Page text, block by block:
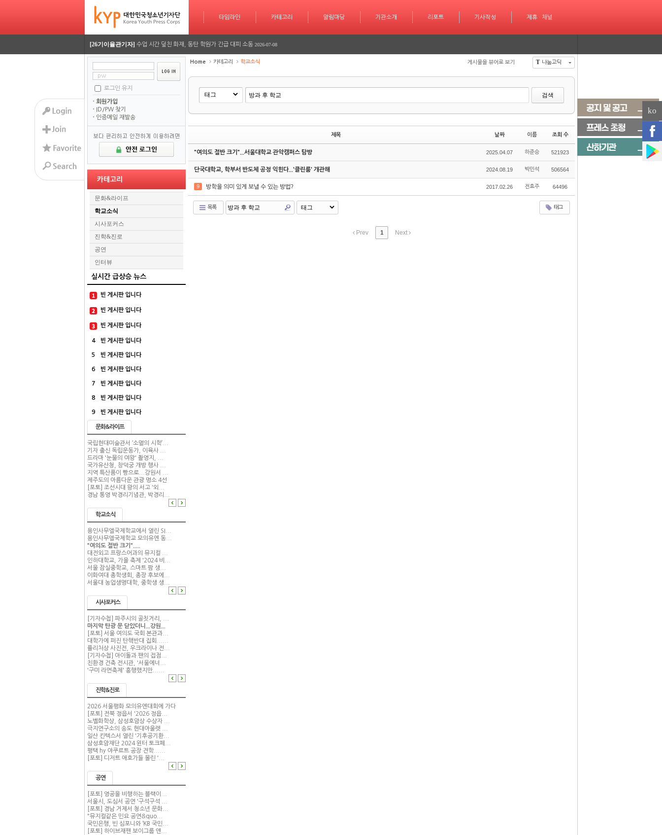
타임라인
타임라인 카테고리
카테고리 알림마당
알림마당 기관소개
기관소개 리포트
리포트 기사작성
기사작성 제휴 · 채널
제휴 · 채널
[26기정재훈기자]
[26기김담경기자] 용인사무엘 국제학교, RSC 대회에서 놀라운 성과 또 한번 이루다 2026-07-25
[26기이율관기자] 수업 시간 덮친 화재, 동탄 학원가 긴급 대피 소동 2026-07-08
[26기김담경기자] 2026 서울평화 모의유엔대회에 가다 2026-06-26
[26기김담경기자]
[26기정재훈기자] AI가 짜주는 맞춤형 방학 시간표…학습 계획도 인공지능 시대 2026-07-30
[26기이율관기자] 수업 시간 덮친 화재, 동탄 학원가 긴급 대피 소동 2026-07-08
[26기김담경기자] 2026 서울평화 모의유엔대회에 가다 2026-06-26
[26기김담경기자] 2026 서울평화 모의유엔대회에 가다
로그인 유지
회원가입
ID/PW 찾기
인증메일 재발송
카테고리
문화&라이프
학교소식
시사포커스
진학&진로
공연
인터뷰
실시간 급상승 뉴스
빈 게시판 입니다
빈 게시판 입니다
빈 게시판 입니다
4 빈 게시판 입니다
5 빈 게시판 입니다
6 빈 게시판 입니다
7 빈 게시판 입니다
8 빈 게시판 입니다
9 빈 게시판 입니다
문화&라이프
국립현대미술관서 ‘소멸의 시학’...
기자 출신 독립운동가, 이육사 ...
드라마 '눈물의 여왕' 촬영지, ...
국가유산청, 창덕궁 개방 행사 ...
지역 특산품이 빵으로...강원서 ...
제주도의 아름다운 관광 명소 4선
[포토] 조선시대 왕의 서고 '외...
경남 통영 박경리기념관, 박경리...
학교소식
용인사무엘국제학교에서 열린 SI...
용인사무엘국제학교 모의유엔 동...
"여의도 절반 크기".....
대전외고 프랑스어과의 뮤지컬 ...
인하대학교, 가을 축제 '2024 비...
서울 잠실중학교, 스마트 팜 생...
이화여대 총학생회, 총장 후보에...
서울대 농업생명대학, 중학생 생...
시사포커스
[기자수첩] 파주시의 골칫거리, ...
마지막 탄광 문 닫았더니...강원...
[포토] 서울 여의도 국회 본관과...
대학가에 퍼진 탄핵반대 집회......
퓰리처상 사진전, 우크라이나 전...
[기자수첩] 아이돌과 팬의 접점...
친환경 건축 전시관, '서울에너...
'구미 라면축제' 흥행했지만......
진학&진로
2026 서울평화 모의유엔대회에 가다
[포토] 전북 정읍서 '2026 정읍...
노벨화학상, 삼성호암상 수상자 ...
극지연구소의 송도 현대아울렛 ...
일산 킨텍스서 열린 '기후공기환...
삼성호암재단 2024 윈터 토크페...
평택 hy 야쿠르트 공장 견학......
[포토] 디저트 애호가들 몰린 '...
공연
[포토] 영공을 비행하는 블랙이...
서울시, 도심서 공연 '구석구석 ...
[포토] 경남 거제서 청소년 문화...
"뮤지컬같은 민요 공연&quo...
국민은행, 빈 심포니와 ‘KB 국민...
[포토] 하이브재팬 보이그룹 앤...
Home 카테고리 학교소식 T 나눔고딕
게시물을 뷰어로 보기
검색
제목 날짜 이름 조회 수
"여의도 절반 크기"...서울대학교 관악캠퍼스 탐방 2025.04.07 하준승 521923
단국대학교, 학부서 반도체 공정 익힌다...'클린룸' 개관해 2024.08.19 박민석 506564
방학을 의미 있게 보낼 수 있는 방법?
9 2017.02.26 전효주 64496
목록 태그
Prev 1 Next
ko
Sketchbook5, 스케치북5
Sketchbook5, 스케치북5
Sketchbook5, 스케치북5
Sketchbook5, 스케치북5